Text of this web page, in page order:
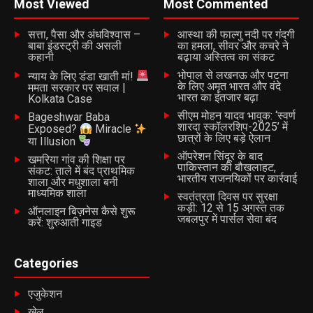
Most Viewed
सत्ता, पैसा और अंधविश्वास –
बाबा इंडस्ट्री की असली
कहानी
न्याय के लिए डंडा खाती मां!
ममता सरकार पर सवाल |
Kolkata Case
Bageshwar Baba
Exposed?
Miracle
या Illusion
खमरिया गांव की शिक्षा पर
संकट: ताले में बंद प्राथमिक
शाला और मधुशाला बनी
माध्यमिक शाला
ऑनलाइन बिज़नेस कैसे शुरू
करें: शुरुआती गाइड
Most Commented
आस्था की फाल्गु नदी पर गंदगी
का हमला, सीवर और कचरे ने
बढ़ाया अस्तित्व का संकट
भोपाल से लखनऊ और पटना
के लिए अमृत भारत और वंदे
भारत का इंतजार बढ़ा
सीएम मोहन यादव भावुक: ‘स्वर्ण
शारदा स्कॉलरशिप-2025’ में
छात्रों के लिए बड़े ऐलान
ऑपरेशन सिंदूर के बाद
पाकिस्तान की बौखलाहट,
भारतीय राजनयिकों पर कार्रवाई
स्वतंत्रता दिवस पर सुरक्षा
कड़ी: 12 से 15 अगस्त तक
जबलपुर में पार्सल सेवा बंद
Categories
एजुकेशन